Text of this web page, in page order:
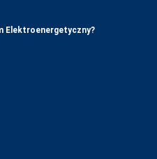
Elektroenergetyczny?